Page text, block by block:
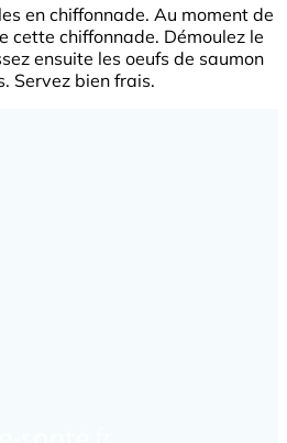
en chiffonnade. Au moment de
cette chiffonnade. Démoulez le
ensuite les oeufs de saumon
Servez bien frais.